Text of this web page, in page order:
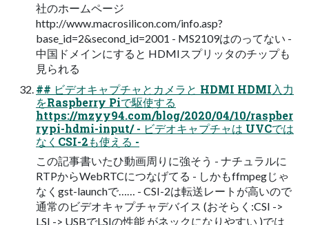
社のホームページ
http://www.macrosilicon.com/info.asp?
base_id=2&second_id=2001 - MS2109はのってない -
中国ドメインにすると HDMIスプリッタのチップも
見られる
## ビデオキャプチャとカメラと HDMI HDMI入力
をRaspberry Piで駆使する
https://mzyy94.com/blog/2020/04/10/raspber
rypi-hdmi-input/ - ビデオキャプチャは UVCでは
なくCSI-2も使える -
この記事書いたひ動画周りに強そう - ナチュラルに
RTPからWebRTCにつなげてる - しかもffmpegじゃ
なくgst-launchで…… - CSI-2は転送レートが高いので
通常のビデオキャプチャデバイス (おそらく:CSI ->
LSI -> USBでLSIの性能 がネックになりやすい )では